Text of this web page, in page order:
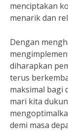
menciptakan
menarik dan
Dengan
diharapkan
terus
maksimal bagi
mari kita
demi masa